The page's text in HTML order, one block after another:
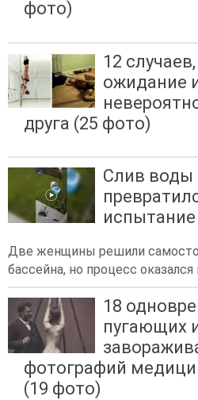
фото)
12
ожидание
друга (25 фото)
Слив воды
испытание
Две женщины решили
бассейна, но процесс
18
пугающих
фотографий
(19 фото)